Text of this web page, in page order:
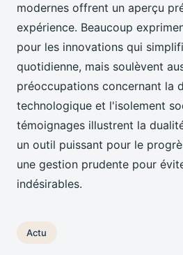
modernes offrent un aperçu
expérience. Beaucoup
pour les innovations qui
quotidienne, mais soulèvent
préoccupations concernant la
technologique et l'isolement
témoignages illustrent la
un outil puissant pour le
une gestion prudente pour
indésirables.
Actu